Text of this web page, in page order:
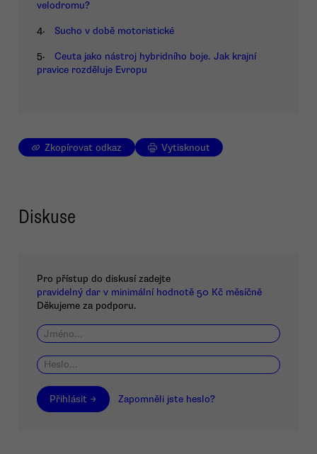
velodromu?
4. Sucho v době motoristické
5.
Ceuta jako nástroj hybridního boje. Jak krajní
pravice rozděluje Evropu
Zkopírovat odkaz Vytisknout
Diskuse
Pro přístup do diskusí zadejte
pravidelný dar v minimální hodnotě 50 Kč měsíčně
Děkujeme za podporu.
Přihlásit → Zapomněli jste heslo?